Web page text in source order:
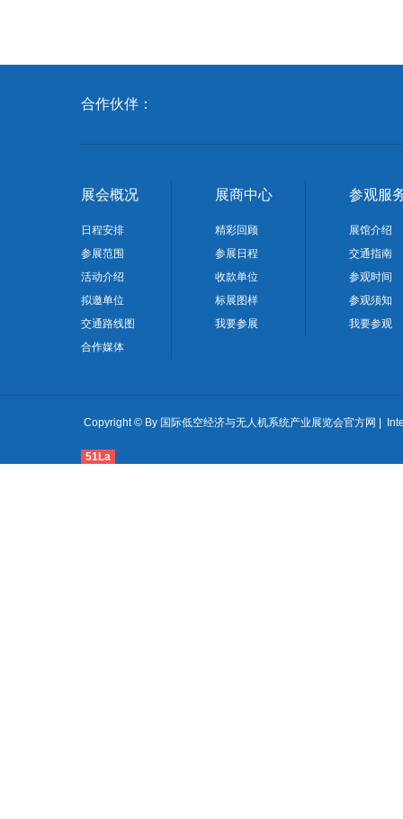
合作伙伴：
展会概况
日程安排
参展范围
活动介绍
拟邀单位
交通路线图
合作媒体
展商中心
精彩回顾
参展日程
收款单位
标展图样
我要参展
参观服
展馆介绍
交通指南
参观时间
参观须知
我要参观
Copyright © By 国际低空经济与无人机系统产业展览会官方网 |
51La